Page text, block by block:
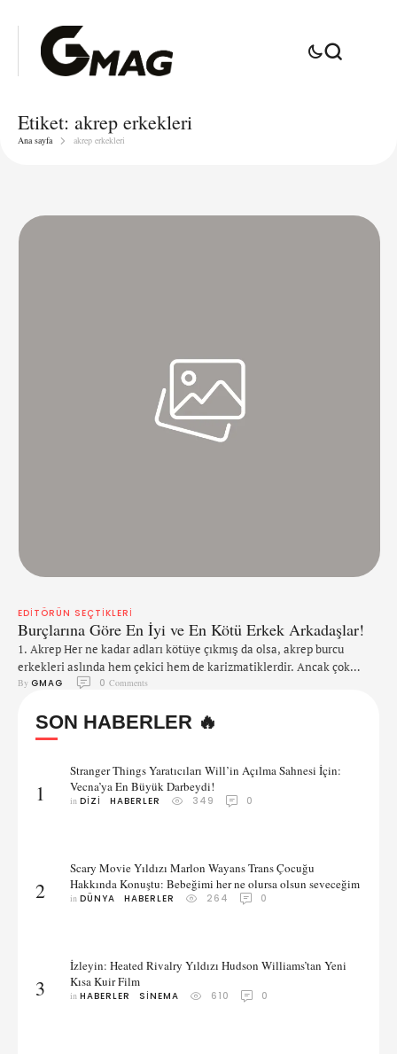
Etiket: akrep erkekleri
Ana sayfa akrep erkekleri
EDITÖRÜN SEÇTIKLERI
Burçlarına Göre En İyi ve En Kötü Erkek Arkadaşlar!
1. Akrep Her ne kadar adları kötüye çıkmış da olsa, akrep burcu
erkekleri aslında hem çekici hem de karizmatiklerdir. Ancak çok
derin ve karmaşık olduklarını da söylemeden edemeyiz. Eğer bir
adanmışlığı her zaman sizin olacaktır. Akrep erkekleri tüm burçların
içinde en sadık olanlarıdır ve en iyi erkek …
By GMAG 0 Comments
SON HABERLER 🔥
1
Stranger Things Yaratıcıları Will’in Açılma Sahnesi İçin:
Vecna’ya En Büyük Darbeydi!
in DIZI HABERLER 349 0
2
Scary Movie Yıldızı Marlon Wayans Trans Çocuğu
Hakkında Konuştu: Bebeğimi her ne olursa olsun seveceğim
in DÜNYA HABERLER 264 0
3
İzleyin: Heated Rivalry Yıldızı Hudson Williams’tan Yeni
Kısa Kuir Film
in HABERLER SINEMA 610 0